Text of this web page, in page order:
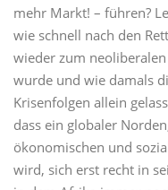
mehr Markt! – führen?
wie schnell nach den
wieder zum neoliberalen
wurde und wie damals
Krisenfolgen allein
dass ein globaler
ökonomischen und
wird, sich erst recht in